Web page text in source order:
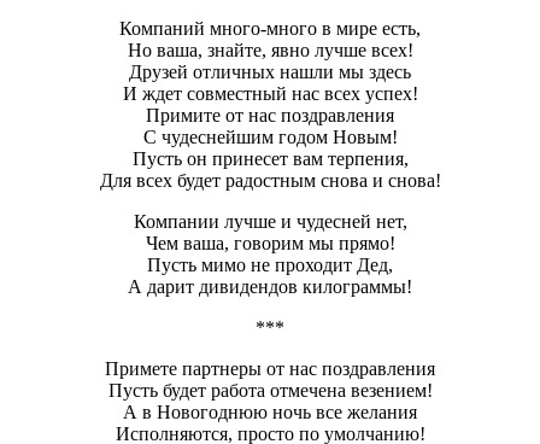
Компаний много-много в мире есть,
Но ваша, знайте, явно лучше всех!
Друзей отличных нашли мы здесь
И ждет совместный нас всех успех!
Примите от нас поздравления
С чудеснейшим годом Новым!
Пусть он принесет вам терпения,
Для всех будет радостным снова и снова!
Компании лучше и чудесней нет,
Чем ваша, говорим мы прямо!
Пусть мимо не проходит Дед,
А дарит дивидендов килограммы!
***
Примете партнеры от нас поздравления
Пусть будет работа отмечена везением!
А в Новогоднюю ночь все желания
Исполняются, просто по умолчанию!